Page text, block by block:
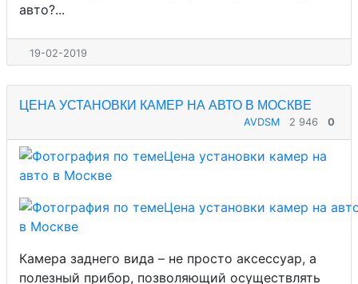
авто?...
19-02-2019
ЦЕНА УСТАНОВКИ КАМЕР НА АВТО В МОСКВЕ
AVDSM 2 946 0
Камера заднего вида – не просто аксессуар, а
полезный прибор, позволяющий осуществлять